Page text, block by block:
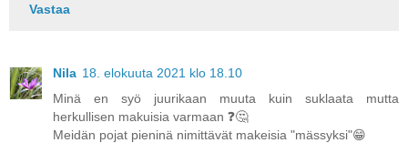
Vastaa
Nila 18. elokuuta 2021 klo 18.10
Minä en syö juurikaan muuta kuin suklaata mutta
herkullisen makuisia varmaan ❓🤔
Meidän pojat pieninä nimittävät makeisia "mässyksi"😁